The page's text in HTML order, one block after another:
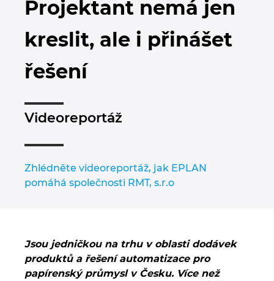
Projektant nemá jen
kreslit, ale i přinášet
řešení
Videoreportáž
Zhlédněte videoreportáž, jak EPLAN
pomáhá společnosti RMT, s.r.o
Jsou jedničkou na trhu v oblasti dodávek
produktů a řešení automatizace pro
papírenský průmysl v Česku. Více než
Technologie budov
Případové studie
Konfigurace
Integrace pro ERP, PDM a PLM
EPLAN Data Portal
EPLAN Education pro studenty
EPLAN aplikace pro spolupráci
Blog EPLAN CZ&SK
Trust Center
Bulharsko
Česká republika
Čína
Dánsko
Finsko
China Taiwan